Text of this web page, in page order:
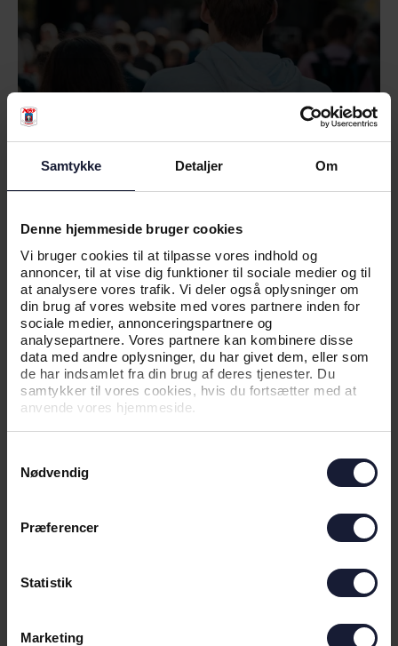
Samtykke Detaljer Om
Denne hjemmeside bruger cookies
Vi bruger cookies til at tilpasse vores indhold og
annoncer, til at vise dig funktioner til sociale medier og til
at analysere vores trafik. Vi deler også oplysninger om
din brug af vores website med vores partnere inden for
sociale medier, annonceringspartnere og
analysepartnere. Vores partnere kan kombinere disse
data med andre oplysninger, du har givet dem, eller som
de har indsamlet fra din brug af deres tjenester. Du
samtykker til vores cookies, hvis du fortsætter med at
anvende vores hjemmeside.
Nødvendig
Præferencer
Statistik
Marketing
NYHED
KAMPTRØJER PÅ AUKTION FOR EN
GOD SAG